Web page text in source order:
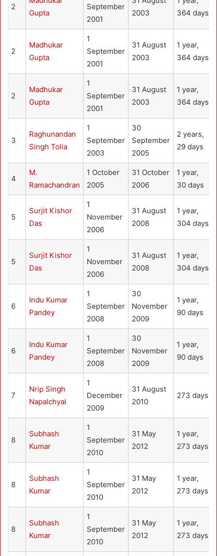
2
Gupta
September
2001
2003
364 days
2
Madhukar
Gupta
1
September
2001
31 August
2003
1 year,
364 days
2
Madhukar
Gupta
1
September
2001
31 August
2003
1 year,
364 days
3
Raghunandan
Singh Tolia
1
September
2003
30
September
2005
2 years,
29 days
4
M.
Ramachandran
1 October
2005
31 October
2006
1 year,
30 days
5
Surjit Kishor
Das
1
November
2006
31 August
2008
1 year,
304 days
5
Surjit Kishor
Das
1
November
2006
31 August
2008
1 year,
304 days
6
Indu Kumar
Pandey
1
September
2008
30
November
2009
1 year,
90 days
6
Indu Kumar
Pandey
1
September
2008
30
November
2009
1 year,
90 days
7
Nrip Singh
Napalchyal
1
December
2009
31 August
2010
273 days
8
Subhash
Kumar
1
September
2010
31 May
2012
1 year,
273 days
8
Subhash
Kumar
1
September
2010
31 May
2012
1 year,
273 days
8
Subhash
Kumar
1
September
2010
31 May
2012
1 year,
273 days